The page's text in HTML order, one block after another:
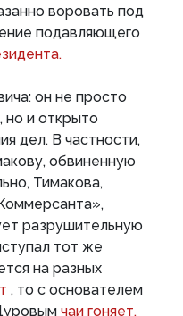
воровать под
подавляющего
он не просто
но и открыто
дел. В частности,
обвиненную
Тимакова,
разрушительную
тот же
на разных
, то с основателем
чаи гоняет.